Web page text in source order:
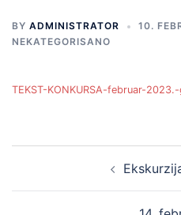
BY ADMINISTRATOR
10.
NEKATEGORISANO
TEKST-KONKURSA-februar-